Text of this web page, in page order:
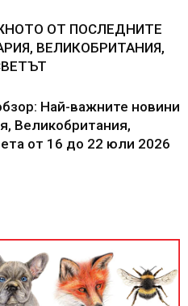
ОТ ПОСЛЕДНИТЕ
ВЕЛИКОБРИТАНИЯ,
Най-важните новини
Великобритания,
от 16 до 22 юли 2026